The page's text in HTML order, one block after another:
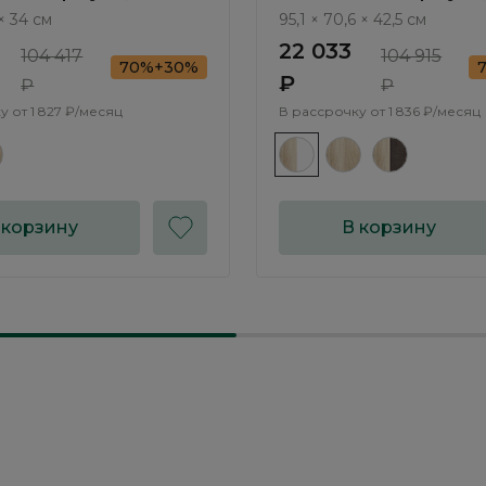
34 см
104 417
₽
70%+30%
от1 827 ₽/месяц
LN014.2
95,1 × 70,6 × 42,5 см
22 033
₽
104 915
₽
В рассрочку от 1 836 ₽/месяц
В корзину